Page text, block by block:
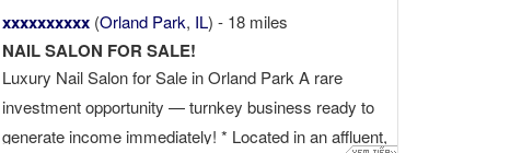
xxxxxxxxxx (Orland Park, IL) - 18 miles
NAIL SALON FOR SALE!
Luxury Nail Salon for Sale in Orland Park A rare
investment opportunity — turnkey business ready to
generate income immediately! * Located in an affluent,